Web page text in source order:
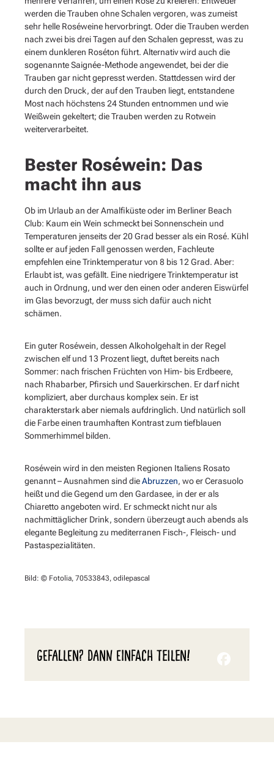
werden die Trauben ohne Schalen vergoren, was zumeist
sehr helle Roséweine hervorbringt. Oder die Trauben werden
nach zwei bis drei Tagen auf den Schalen gepresst, was zu
einem dunkleren Roséton führt. Alternativ wird auch die
sogenannte Saignée-Methode angewendet, bei der die
Trauben gar nicht gepresst werden. Stattdessen wird der
durch den Druck, der auf den Trauben liegt, entstandene
Most nach höchstens 24 Stunden entnommen und wie
Weißwein gekeltert; die Trauben werden zu Rotwein
weiterverarbeitet.
Bester Roséwein: Das
macht ihn aus
Ob im Urlaub an der Amalfiküste oder im Berliner Beach
Club: Kaum ein Wein schmeckt bei Sonnenschein und
Temperaturen jenseits der 20 Grad besser als ein Rosé. Kühl
sollte er auf jeden Fall genossen werden, Fachleute
empfehlen eine Trinktemperatur von 8 bis 12 Grad. Aber:
Erlaubt ist, was gefällt. Eine niedrigere Trinktemperatur ist
auch in Ordnung, und wer den einen oder anderen Eiswürfel
im Glas bevorzugt, der muss sich dafür auch nicht
schämen.
Ein guter Roséwein, dessen Alkoholgehalt in der Regel
zwischen elf und 13 Prozent liegt, duftet bereits nach
Sommer: nach frischen Früchten von Him- bis Erdbeere,
nach Rhabarber, Pfirsich und Sauerkirschen. Er darf nicht
kompliziert, aber durchaus komplex sein. Er ist
charakterstark aber niemals aufdringlich. Und natürlich soll
die Farbe einen traumhaften Kontrast zum tiefblauen
Sommerhimmel bilden.
Roséwein wird in den meisten Regionen Italiens Rosato
genannt – Ausnahmen sind dieAbruzzen, wo er Cerasuolo
heißt und die Gegend um den Gardasee, in der er als
Chiaretto angeboten wird. Er schmeckt nicht nur als
nachmittäglicher Drink, sondern überzeugt auch abends als
elegante Begleitung zu mediterranen Fisch-, Fleisch- und
Pastaspezialitäten.
Bild: © Fotolia, 70533843, odilepascal
GEFALLEN? DANN EINFACH TEILEN!